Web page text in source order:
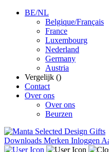
BE/NL
Belgique/Français
France
Luxembourg
Nederland
Germany
Austria
Vergelijk ()
Contact
Over ons
Over ons
Beurzen
Downloads Merken Inloggen